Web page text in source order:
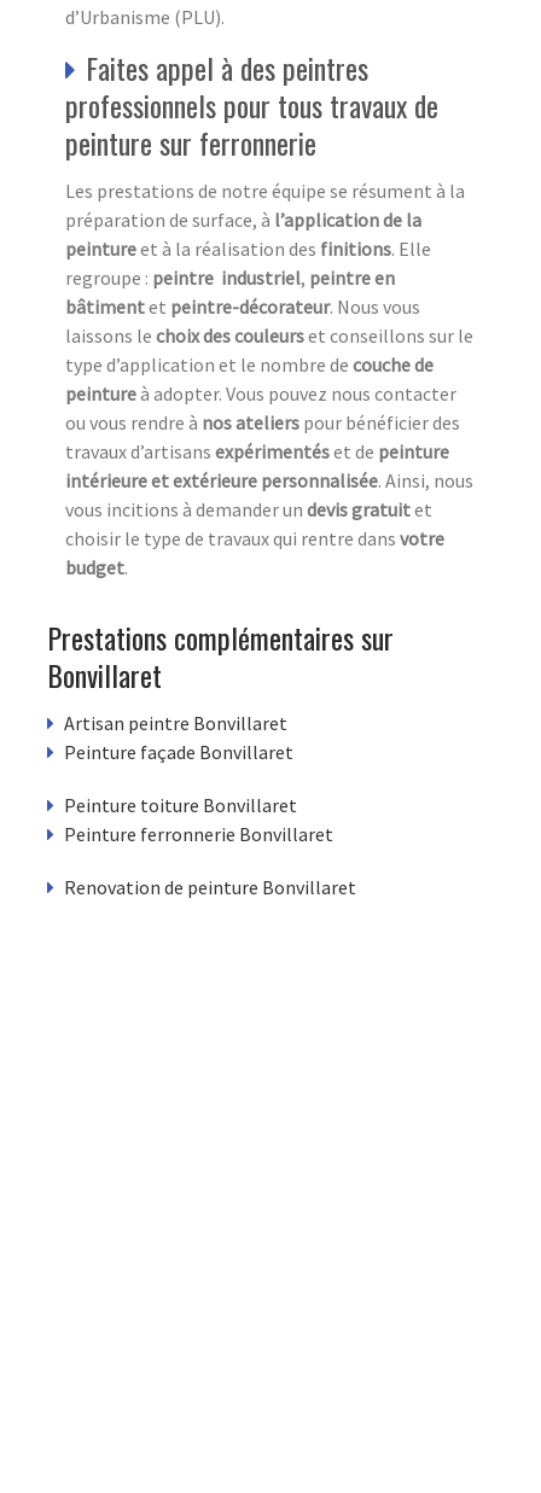
d’Urbanisme (PLU).
Faites appel à des peintres
professionnels pour tous travaux de
peinture sur ferronnerie
Les prestations de notre équipe se résument à la
préparation de surface, à l’application de la
peintureet à la réalisation des finitions. Elle
regroupe : peintre industriel, peintre en
bâtimentet peintre-décorateur. Nous vous
laissons le choix des couleurset conseillons sur le
type d’application et le nombre de couche de
peintureà adopter. Vous pouvez nous contacter
ou vous rendre à nos ateliers pour bénéficier des
travaux d’artisans expérimentéset de peinture
intérieure et extérieure personnalisée. Ainsi, nous
vous incitions à demander un devis gratuitet
choisir le type de travaux qui rentre dans votre
budget.
Prestations complémentaires sur
Bonvillaret
Artisan peintre Bonvillaret
Peinture façade Bonvillaret
Peinture toiture Bonvillaret
Peinture ferronnerie Bonvillaret
Renovation de peinture Bonvillaret